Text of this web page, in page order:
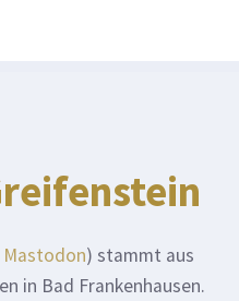
Mastodon) stammt aus
in Bad Frankenhausen.